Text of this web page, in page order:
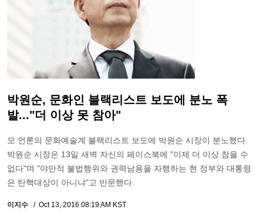
박원순, 문화인 블랙리스트 보도에 분노 폭
발..."더 이상 못 참아"
모 언론의 문화예술계 블랙리스트 보도에 박원순 시장이 분노했다.
박원순 시장은 13일 새벽 자신의 페이스북에 "이제 더 이상 참을 수
없다"며 "야만적 불법행위와 권력남용을 자행하는 현 정부와 대통령
은 탄핵대상이 아니냐"고 반문했다.
이지수 Oct 13, 2016 08:19 AM KST